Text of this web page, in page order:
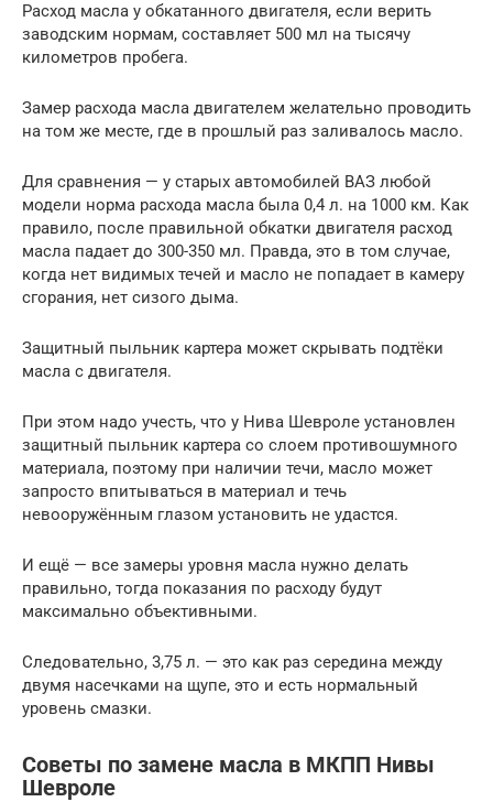
Расход масла у обкатанного двигателя, если верить
заводским нормам, составляет 500 мл на тысячу
километров пробега.
Замер расхода масла двигателем желательно проводить
на том же месте, где в прошлый раз заливалось масло.
Для сравнения — у старых автомобилей ВАЗ любой
модели норма расхода масла была 0,4 л. на 1000 км. Как
правило, после правильной обкатки двигателя расход
масла падает до 300-350 мл. Правда, это в том случае,
когда нет видимых течей и масло не попадает в камеру
сгорания, нет сизого дыма.
Защитный пыльник картера может скрывать подтёки
масла с двигателя.
При этом надо учесть, что у Нива Шевроле установлен
защитный пыльник картера со слоем противошумного
материала, поэтому при наличии течи, масло может
запросто впитываться в материал и течь
невооружённым глазом установить не удастся.
И ещё — все замеры уровня масла нужно делать
правильно, тогда показания по расходу будут
максимально объективными.
Следовательно, 3,75 л. — это как раз середина между
двумя насечками на щупе, это и есть нормальный
уровень смазки.
Советы по замене масла в МКПП Нивы
Шевроле